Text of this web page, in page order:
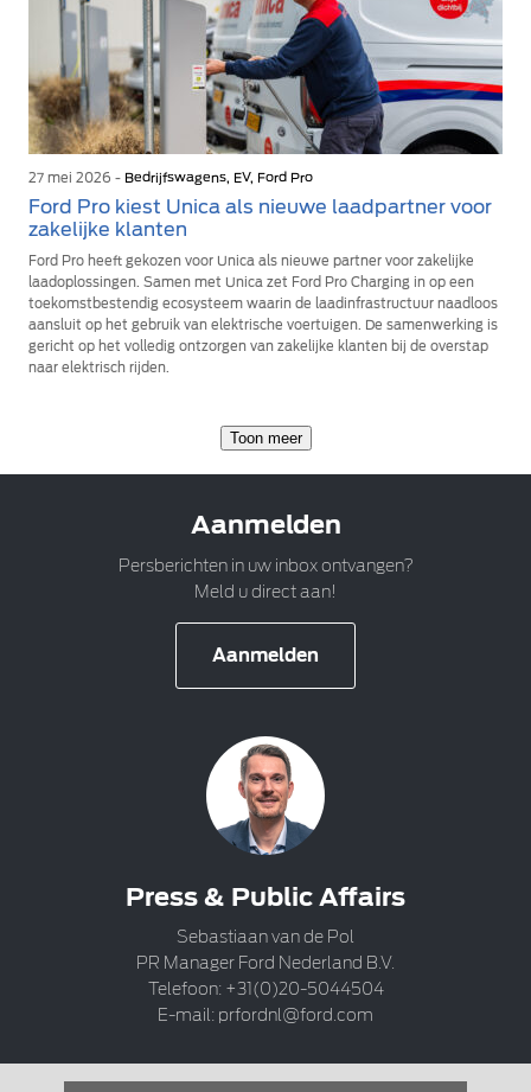
27 mei 2026 - Bedrijfswagens, EV, Ford Pro
Ford Pro kiest Unica als nieuwe laadpartner voor
zakelijke klanten
Ford Pro heeft gekozen voor Unica als nieuwe partner voor zakelijke
laadoplossingen. Samen met Unica zet Ford Pro Charging in op een
toekomstbestendig ecosysteem waarin de laadinfrastructuur naadloos
aansluit op het gebruik van elektrische voertuigen. De samenwerking is
gericht op het volledig ontzorgen van zakelijke klanten bij de overstap
naar elektrisch rijden.
Toon meer
Aanmelden
Persberichten in uw inbox ontvangen?
Meld u direct aan!
Aanmelden
Press & Public Affairs
Sebastiaan van de Pol
PR Manager Ford Nederland B.V.
Telefoon: +31(0)20-5044504
E-mail: prfordnl@ford.com